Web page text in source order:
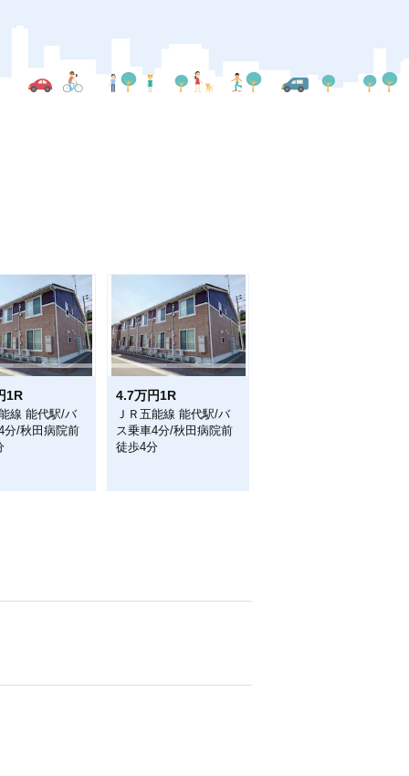
1R
線 能代駅/バ
分/秋田病院前
4.7万円1R
ＪＲ五能線 能代駅/バ
ス乗車4分/秋田病院前
徒歩4分